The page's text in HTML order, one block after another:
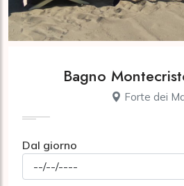
Bagno
Forte dei
Dal giorno